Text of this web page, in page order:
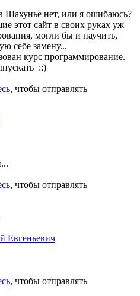
Шахунье нет, или я ошибаюсь?
этот сайт в своих руках уж
могли бы и научить,
себе замену...
курс программирование.
::)
, чтобы отправлять
, чтобы отправлять
, чтобы отправлять